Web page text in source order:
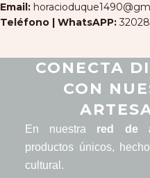
Email:
Teléfono | WhatsAPP:
CONECTA
CON
En nuestra red de
productos únicos,
cultural.